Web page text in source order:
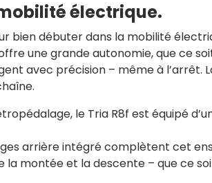
électrique.
bien débuter dans la mobilité
une grande autonomie, que ce
avec précision – même à l’arrêt.
le Tria R8f est équipé
arrière intégré complètent cet
montée et la descente – que ce